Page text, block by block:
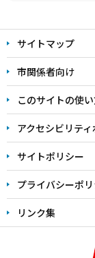
文
こ
こ
ま
で
サイトマップ
市関係者向け
このサイトの使
アクセシビリテ
サイトポリシー
プライバシーポ
リンク集